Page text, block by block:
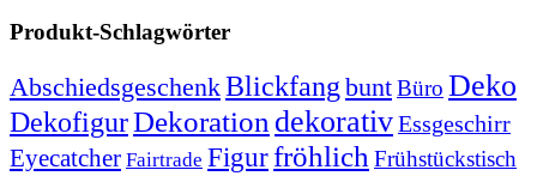
Produkt-Schlagwörter
AbschiedsgeschenkBlickfang buntBüro Deko
DekofigurDekoration dekorativEssgeschirr
Eyecatcher Fairtrade Figurfröhlich Frühstückstisch